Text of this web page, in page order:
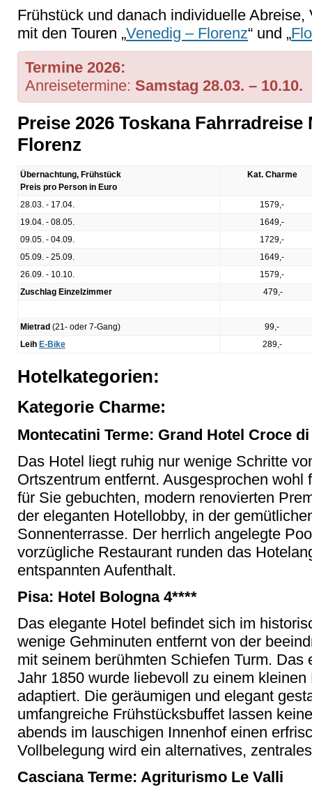
Frühstück und danach individuelle
mit den Touren „Venedig – Florenz“ und „
Termine 2026:
Anreisetermine: Samstag 28.03. – 10.10.
Preise 2026 Toskana
Florenz
Übernachtung, Frühstück
Preis pro Person in Euro
Kat. Charme
28.03. - 17.04.
1579,-
19.04. - 08.05.
1649,-
09.05. - 04.09.
1729,-
05.09. - 25.09.
1649,-
26.09. - 10.10.
1579,-
Zuschlag Einzelzimmer
479,-
Mietrad (21- oder 7-Gang)
99,-
Leih E-Bike 289,-
Hotelkategorien:
Kategorie Charme:
Montecatini Terme: Grand Hotel Croce
Das Hotel liegt ruhig nur wenige Schritte
Ortszentrum entfernt. Ausgesprochen
für Sie gebuchten, modern renovierten
der eleganten Hotellobby, in der
Sonnenterrasse. Der herrlich angelegte
vorzügliche Restaurant runden das
entspannten Aufenthalt.
Pisa: Hotel Bologna 4****
Das elegante Hotel befindet sich im
wenige Gehminuten entfernt von der
mit seinem berühmten Schiefen Turm. Das
Jahr 1850 wurde liebevoll zu einem
adaptiert. Die geräumigen und elegant
umfangreiche Frühstücksbuffet lassen
abends im lauschigen Innenhof einen
Vollbelegung wird ein alternatives,
Casciana Terme: Agriturismo Le Valli